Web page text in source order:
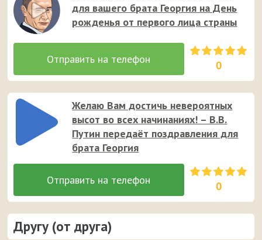
для вашего брата Георгия на День
рожденья от первого лица страны
0
Желаю Вам достичь невероятных
высот во всех начинаниях! – В.В.
Путин передаёт поздравления для
брата Георгия
0
Другу (от друга)